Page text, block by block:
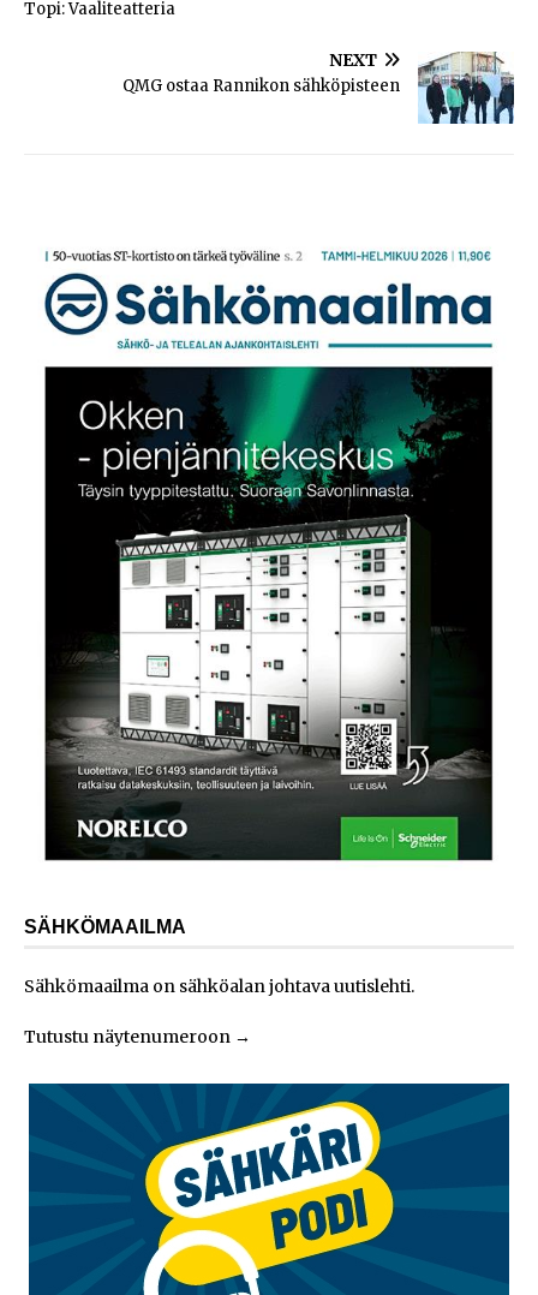
Topi: Vaaliteatteria
NEXT
QMG ostaa Rannikon sähköpisteen
SÄHKÖMAAILMA
Sähkömaailma on sähköalan johtava uutislehti.
Tutustu näytenumeroon →